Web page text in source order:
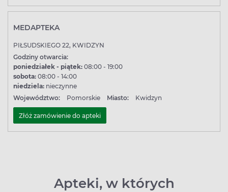
MEDAPTEKA
PIŁSUDSKIEGO 22, KWIDZYN
Godziny otwarcia:
poniedziałek - piątek: 08:00 - 19:00
sobota: 08:00 - 14:00
niedziela: nieczynne
Województwo:
Pomorskie Miasto: Kwidzyn
Złóż zamówienie do apteki
Apteki, w których